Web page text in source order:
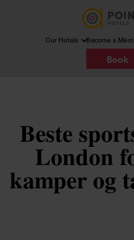
Our Hotels Become a
Book
Beste
London
kamper og